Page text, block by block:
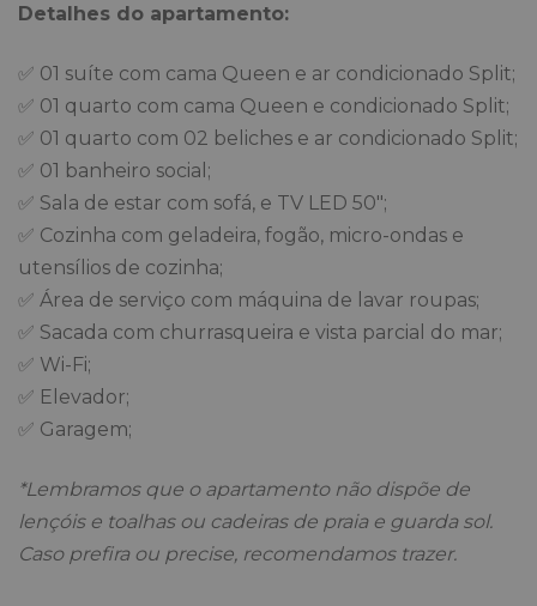
Detalhes do apartamento:
✅ 01 suíte com cama Queen e ar condicionado Split;
✅ 01 quarto com cama Queen e condicionado Split;
✅ 01 quarto com 02 beliches e ar condicionado Split;
✅ 01 banheiro social;
✅ Sala de estar com sofá, e TV LED 50";
✅ Cozinha com geladeira, fogão, micro-ondas e
utensílios de cozinha;
✅ Área de serviço com máquina de lavar roupas;
✅ Sacada com churrasqueira e vista parcial do mar;
✅ Wi-Fi;
✅ Elevador;
✅ Garagem;
*Lembramos que o apartamento não dispõe de
lençóis e toalhas ou cadeiras de praia e guarda sol.
Caso prefira ou precise, recomendamos trazer.